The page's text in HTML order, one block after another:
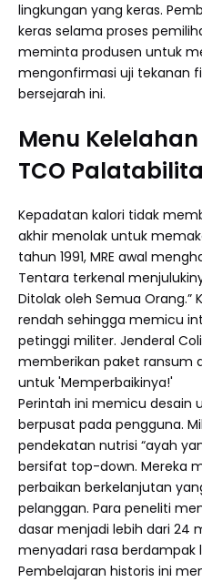
lingkungan yang keras.
keras selama proses
meminta produsen untuk
mengonfirmasi uji tekanan
bersejarah ini.
Menu
TCO
Kepadatan kalori tidak
akhir menolak untuk
tahun 1991, MRE awal
Tentara terkenal
Ditolak oleh Semua Orang.”
rendah sehingga memicu
petinggi militer. Jenderal
memberikan paket ransum
untuk 'Memperbaikinya!'
Perintah ini memicu desain
berpusat pada pengguna.
pendekatan nutrisi “ayah
bersifat top-down. Mereka
perbaikan berkelanjutan
pelanggan. Para peneliti
dasar menjadi lebih dari 24
menyadari rasa berdampak
Pembelajaran historis ini